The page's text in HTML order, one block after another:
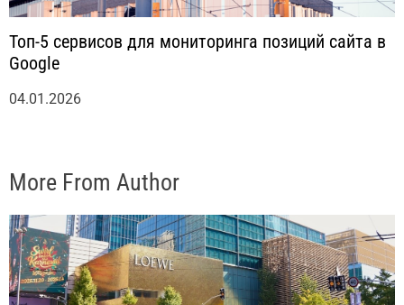
Топ-5 сервисов для мониторинга позиций сайта в
Google
04.01.2026
More From Author